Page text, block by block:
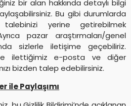
bir alan hakkında detaylı bilgi
Bu gibi durumlarda
talebinizi yerine getirebilmek
pazar araştırmaları/genel
sizlerle iletişime geçebiliriz.
ilettiğimiz e-posta ve diğer
bizden talep edebilirsiniz.
ile Paylaşımı